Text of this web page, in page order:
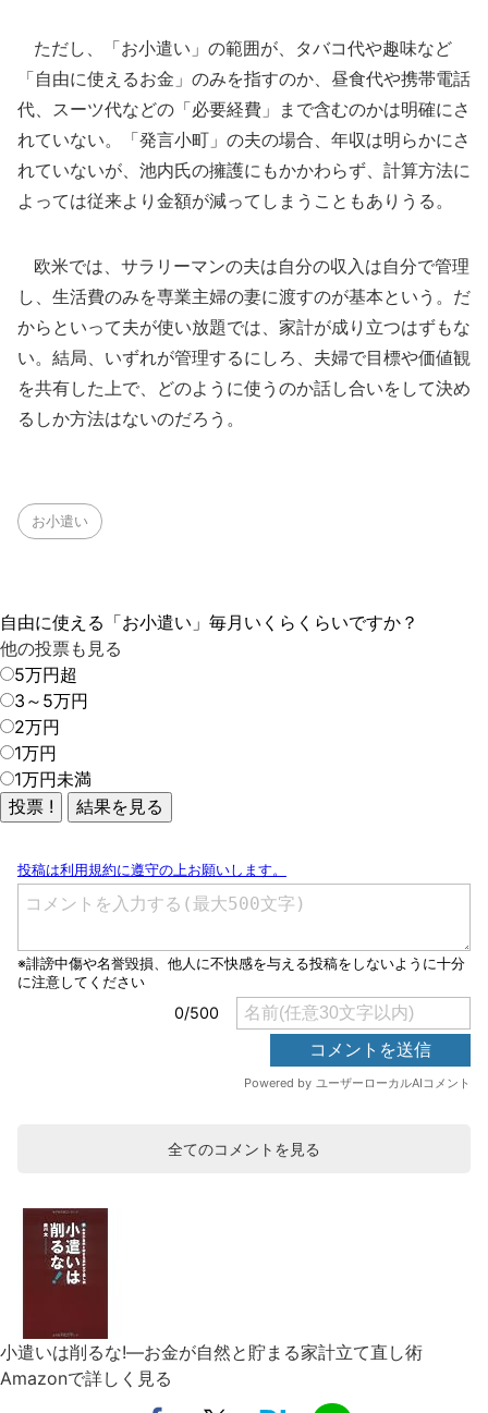
ただし、「お小遣い」の範囲が、タバコ代や趣味など
「自由に使えるお金」のみを指すのか、昼食代や携帯電話
代、スーツ代などの「必要経費」まで含むのかは明確にさ
れていない。「発言小町」の夫の場合、年収は明らかにさ
れていないが、池内氏の擁護にもかかわらず、計算方法に
よっては従来より金額が減ってしまうこともありうる。
欧米では、サラリーマンの夫は自分の収入は自分で管理
し、生活費のみを専業主婦の妻に渡すのが基本という。だ
からといって夫が使い放題では、家計が成り立つはずもな
い。結局、いずれが管理するにしろ、夫婦で目標や価値観
を共有した上で、どのように使うのか話し合いをして決め
るしか方法はないのだろう。
お小遣い
自由に使える「お小遣い」毎月いくらくらいですか？
他の投票も見る
5万円超
3～5万円
2万円
1万円
1万円未満
全てのコメントを見る
小遣いは削るな!―お金が自然と貯まる家計立て直し術
Amazonで詳しく見る